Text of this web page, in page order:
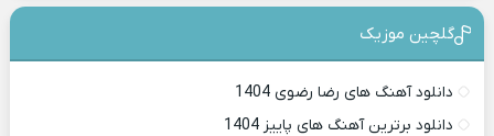
گلچین موزیک
دانلود آهنگ های رضا رضوی 1404
دانلود برترین آهنگ های پاییز 1404